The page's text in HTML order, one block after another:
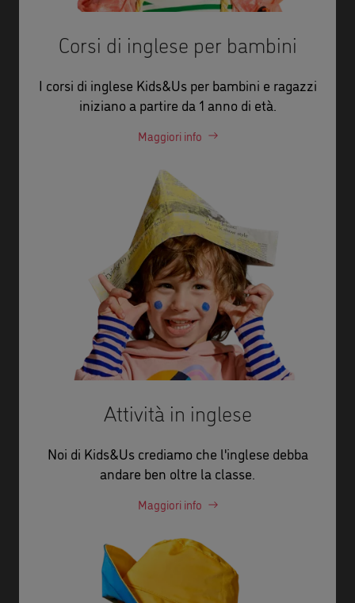
Corsi di inglese per bambini
I corsi di inglese Kids&Us per bambini e ragazzi
iniziano a partire da 1 anno di età.
Maggiori info
Attività in inglese
Noi di Kids&Us crediamo che l'inglese debba
andare ben oltre la classe.
Maggiori info